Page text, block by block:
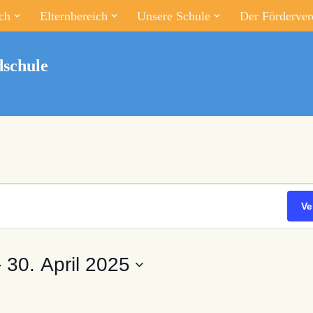
Elternbereich Unsere Schule Der
30. April 2025